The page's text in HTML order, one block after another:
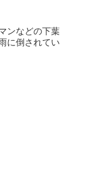
ンなどの下葉
に倒されてい